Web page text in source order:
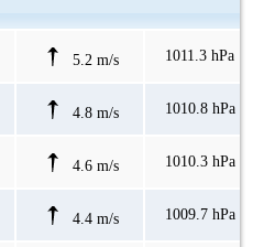
5.2 m/s 1011.3 hPa
4.8 m/s 1010.8 hPa
4.6 m/s 1010.3 hPa
4.4 m/s 1009.7 hPa